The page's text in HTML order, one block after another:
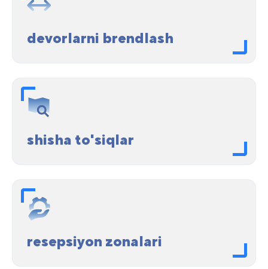
devorlarni brendlash
shisha to'siqlar
resepsiyon zonalari